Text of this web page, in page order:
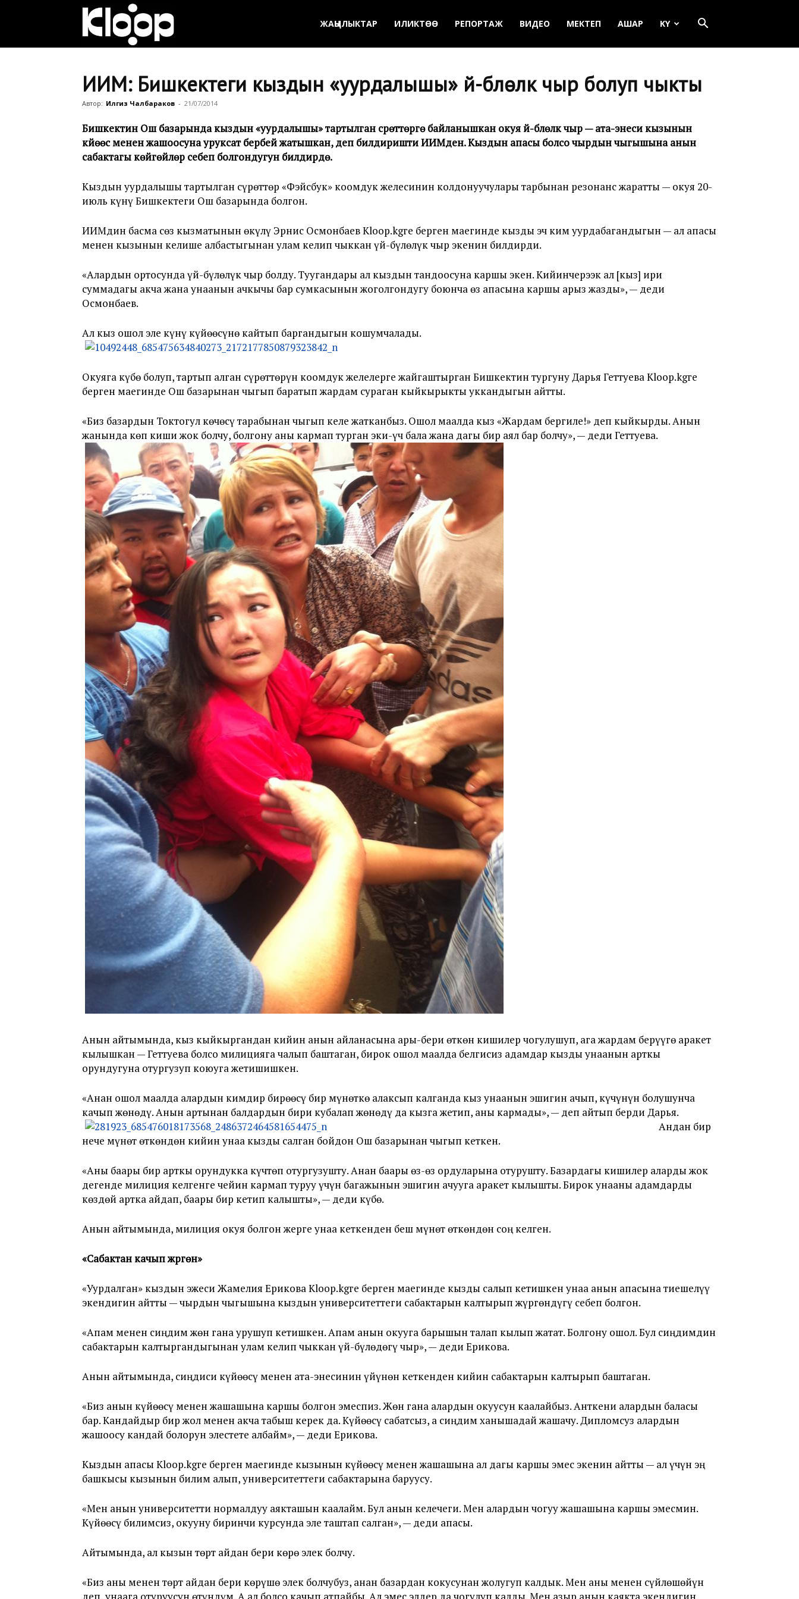
Кыргызстан
ЖАҢЫЛЫКТАР ИЛИКТӨӨ РЕПОРТАЖ ВИДЕО МЕКТЕП АШАР KY
ИИМ: Бишкектеги кыздын «уурдалышы» үй-бүлөлүк чыр болуп чыкты
Автор: Илгиз Чалбараков - 21/07/2014
Бишкектин Ош базарында кыздын «уурдалышы» тартылган сүрөттөргө байланышкан окуя үй-бүлөлүк чыр — ата-энеси кызынын
күйөөсү менен жашоосуна уруксат бербей жатышкан, деп билдиришти ИИМден. Кыздын апасы болсо чырдын чыгышына анын
сабактагы көйгөйлөрү себеп болгондугун билдирүүдө.
Кыздын уурдалышы тартылган сүрөттөр «Фэйсбук» коомдук желесинин колдонуучулары тарбынан резонанс жаратты — окуя 20-
июль күнү Бишкектеги Ош базарында болгон.
ИИМдин басма сөз кызматынын өкүлү Эрнис Осмонбаев Kloop.kgге берген маегинде кызды эч ким уурдабагандыгын — ал апасы
менен кызынын келише албастыгынан улам келип чыккан үй-бүлөлүк чыр экенин билдирди.
«Алардын ортосунда үй-бүлөлүк чыр болду. Туугандары ал кыздын тандоосуна каршы экен. Кийинчерээк ал [кыз] ири
суммадагы акча жана унаанын ачкычы бар сумкасынын жоголгондугу боюнча өз апасына каршы арыз жазды», — деди
Осмонбаев.
Ал кыз ошол эле күнү күйөөсүнө кайтып баргандыгын кошумчалады.
Окуяга күбө болуп, тартып алган сүрөттөрүн коомдук желелерге жайгаштырган Бишкектин тургуну Дарья Геттуева Kloop.kgге
берген маегинде Ош базарынан чыгып баратып жардам сураган кыйкырыкты уккандыгын айтты.
«Биз базардын Токтогул көчөсү тарабынан чыгып келе жатканбыз. Ошол маалда кыз «Жардам бергиле!» деп кыйкырды. Анын
жанында көп киши жок болчу, болгону аны кармап турган эки-үч бала жана дагы бир аял бар болчу», — деди Геттуева.
Анын айтымында, кыз кыйкыргандан кийин анын айланасына ары-бери өткөн кишилер чогулушуп, ага жардам берүүгө аракет
кылышкан — Геттуева болсо милицияга чалып баштаган, бирок ошол маалда белгисиз адамдар кызды унаанын арткы
орундугуна отургузуп коюуга жетишишкен.
«Анан ошол маалда алардын кимдир бирөөсү бир мүнөткө алаксып калганда кыз унаанын эшигин ачып, күчүнүн болушунча
качып жөнөдү. Анын артынан балдардын бири кубалап жөнөдү да кызга жетип, аны кармады», — деп айтып берди Дарья.
Андан бир
нече мүнөт өткөндөн кийин унаа кызды салган бойдон Ош базарынан чыгып кеткен.
«Аны баары бир арткы орундукка күчтөп отургузушту. Анан баары өз-өз ордуларына отурушту. Базардагы кишилер аларды жок
дегенде милиция келгенге чейин кармап туруу үчүн багажынын эшигин ачууга аракет кылышты. Бирок унааны адамдарды
көздөй артка айдап, баары бир кетип калышты», — деди күбө.
Анын айтымында, милиция окуя болгон жерге унаа кеткенден беш мүнөт өткөндөн соң келген.
«Сабактан качып жүргөн»
«Уурдалган» кыздын эжеси Жамелия Ерикова Kloop.kgге берген маегинде кызды салып кетишкен унаа анын апасына тиешелүү
экендигин айтты — чырдын чыгышына кыздын университеттеги сабактарын калтырып жүргөндүгү себеп болгон.
«Апам менен сиңдим жөн гана урушуп кетишкен. Апам анын окууга барышын талап кылып жатат. Болгону ошол. Бул сиңдимдин
сабактарын калтыргандыгынан улам келип чыккан үй-бүлөдөгү чыр», — деди Ерикова.
Анын айтымында, сиңдиси күйөөсү менен ата-энесинин үйүнөн кеткенден кийин сабактарын калтырып баштаган.
«Биз анын күйөөсү менен жашашына каршы болгон эмеспиз. Жөн гана алардын окуусун каалайбыз. Анткени алардын баласы
бар. Кандайдыр бир жол менен акча табыш керек да. Күйөөсү сабатсыз, а сиңдим ханышадай жашачу. Дипломсуз алардын
жашоосу кандай болорун элестете албайм», — деди Ерикова.
Кыздын апасы Kloop.kgге берген маегинде кызынын күйөөсү менен жашашына ал дагы каршы эмес экенин айтты — ал үчүн эң
башкысы кызынын билим алып, университеттеги сабактарына баруусу.
«Мен анын университетти нормалдуу аякташын каалайм. Бул анын келечеги. Мен алардын чогуу жашашына каршы эмесмин.
Күйөөсү билимсиз, окууну биринчи курсунда эле таштап салган», — деди апасы.
Айтымында, ал кызын төрт айдан бери көрө элек болчу.
«Биз аны менен төрт айдан бери көрүшө элек болчубуз, анан базардан кокусунан жолугуп калдык. Мен аны менен сүйлөшөйүн